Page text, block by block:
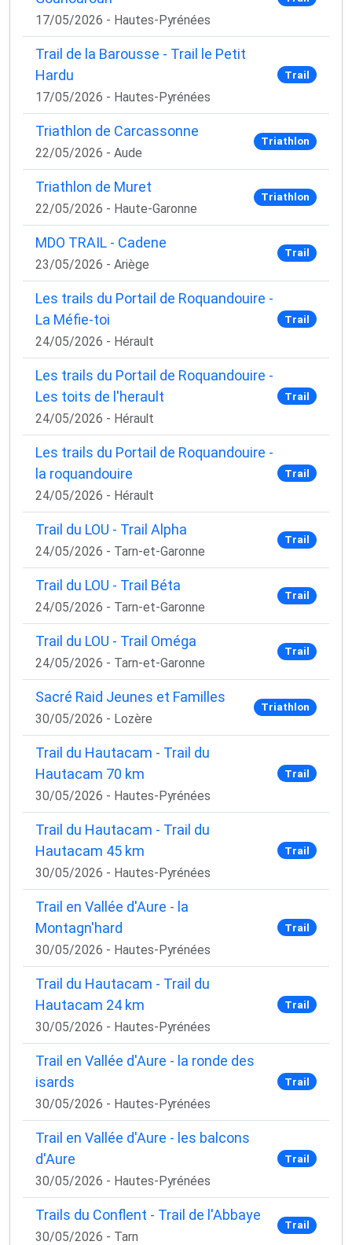
17/05/2026 - Hautes-Pyrénées
Trail de la Barousse - Trail le Petit
Hardu
17/05/2026 - Hautes-Pyrénées
Trail
Triathlon de Carcassonne
22/05/2026 - Aude
Triathlon
Triathlon de Muret
22/05/2026 - Haute-Garonne
Triathlon
MDO TRAIL - Cadene
23/05/2026 - Ariège
Trail
Les trails du Portail de Roquandouire -
La Méfie-toi
24/05/2026 - Hérault
Trail
Les trails du Portail de Roquandouire -
Les toits de l'herault
24/05/2026 - Hérault
Trail
Les trails du Portail de Roquandouire -
la roquandouire
24/05/2026 - Hérault
Trail
Trail du LOU - Trail Alpha
24/05/2026 - Tarn-et-Garonne
Trail
Trail du LOU - Trail Béta
24/05/2026 - Tarn-et-Garonne
Trail
Trail du LOU - Trail Oméga
24/05/2026 - Tarn-et-Garonne
Trail
Sacré Raid Jeunes et Familles
30/05/2026 - Lozère
Triathlon
Trail du Hautacam - Trail du
Hautacam 70 km
30/05/2026 - Hautes-Pyrénées
Trail
Trail du Hautacam - Trail du
Hautacam 45 km
30/05/2026 - Hautes-Pyrénées
Trail
Trail en Vallée d'Aure - la
Montagn'hard
30/05/2026 - Hautes-Pyrénées
Trail
Trail du Hautacam - Trail du
Hautacam 24 km
30/05/2026 - Hautes-Pyrénées
Trail
Trail en Vallée d'Aure - la ronde des
isards
30/05/2026 - Hautes-Pyrénées
Trail
Trail en Vallée d'Aure - les balcons
d'Aure
30/05/2026 - Hautes-Pyrénées
Trail
Trails du Conflent - Trail de l'Abbaye
30/05/2026 - Tarn
Trail